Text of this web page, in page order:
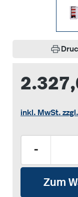
inkl. MwSt.
-
Zum